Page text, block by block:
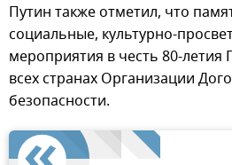
Путин также отметил, что
социальные, культурно-
мероприятия в честь 80-летия
всех странах Организации
безопасности.